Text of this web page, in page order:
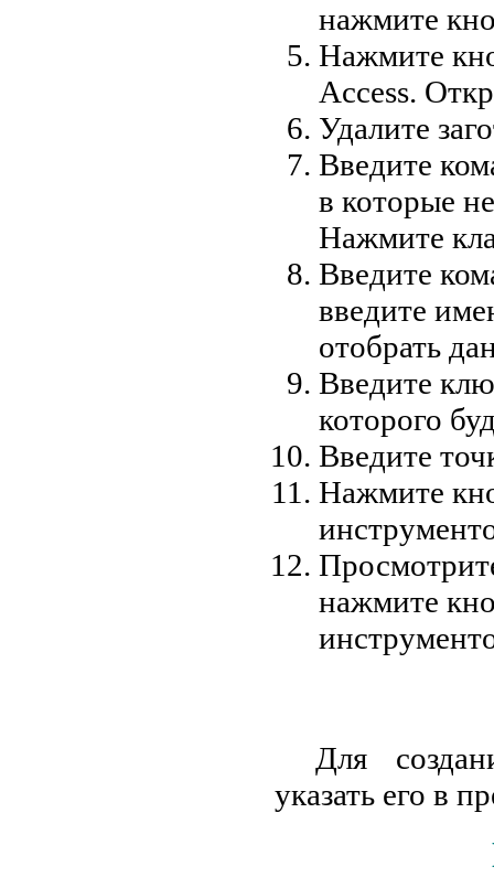
нажмите
Нажмите
Access.
Удалите
Введите
в которые
Нажмите
Введите
введите
отобрать
Введите
которого
Введите
Нажмите
нажмите
Для
указать его в